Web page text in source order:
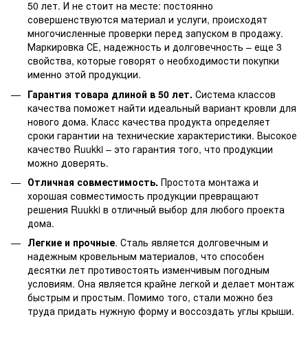
50 лет. И не стоит на месте: постоянно
совершенствуются материал и услуги, происходят
многочисленные проверки перед запуском в продажу.
Маркировка СЕ, надежность и долговечность – еще 3
свойства, которые говорят о необходимости покупки
именно этой продукции.
Гарантия товара длиной в 50 лет. Система классов
качества поможет найти идеальный вариант кровли для
нового дома. Класс качества продукта определяет
сроки гарантии на технические характеристики. Высокое
качество Ruukki – это гарантия того, что продукции
можно доверять.
Отличная совместимость. Простота монтажа и
хорошая совместимость продукции превращают
решения Ruukki в отличный выбор для любого проекта
дома.
Легкие и прочные. Сталь является долговечным и
надежным кровельным материалов, что способен
десятки лет противостоять изменчивым погодным
условиям. Она является крайне легкой и делает монтаж
быстрым и простым. Помимо того, стали можно без
труда придать нужную форму и воссоздать углы крыши.